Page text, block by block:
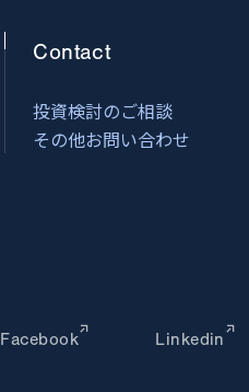
Contact
投資検討のご相談
その他お問い合わせ
Facebook Linkedin